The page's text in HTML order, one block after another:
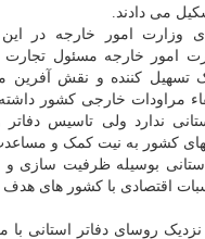
می دادند.
وزارت امور خارجه در
امور خارجه مسئول
تسهیل کننده و نقش آفرین
مراودات خارجی کشور
ندارد ولی تاسیس
کشور به نیت کمک و
بوسیله ظرفیت سازی و
اقتصادی با کشور های
روسای دفاتر استانی